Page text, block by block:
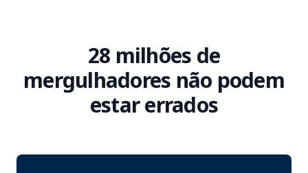
28 milhões de
mergulhadores não podem
estar errados